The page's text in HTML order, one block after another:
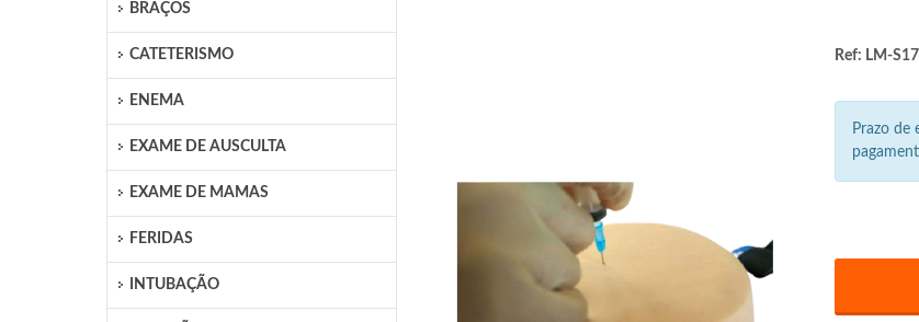
BRAÇOS
CATETERISMO
ENEMA
EXAME DE AUSCULTA
EXAME DE MAMAS
FERIDAS
INTUBAÇÃO
Ref: LM-
Prazo de